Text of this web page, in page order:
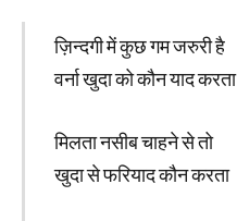
ज़िन्दगी में कुछ गम जरुरी है
वर्ना खुदा को कौन याद करता
मिलता नसीब चाहने से तो
खुदा से फरियाद कौन करता